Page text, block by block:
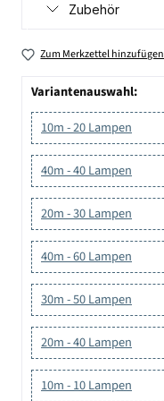
Zubehör
Zum Merkzettel hinzufügen
Variantenauswahl:
10m - 20 Lampen
40m - 40 Lampen
20m - 30 Lampen
40m - 60 Lampen
30m - 50 Lampen
20m - 40 Lampen
10m - 10 Lampen